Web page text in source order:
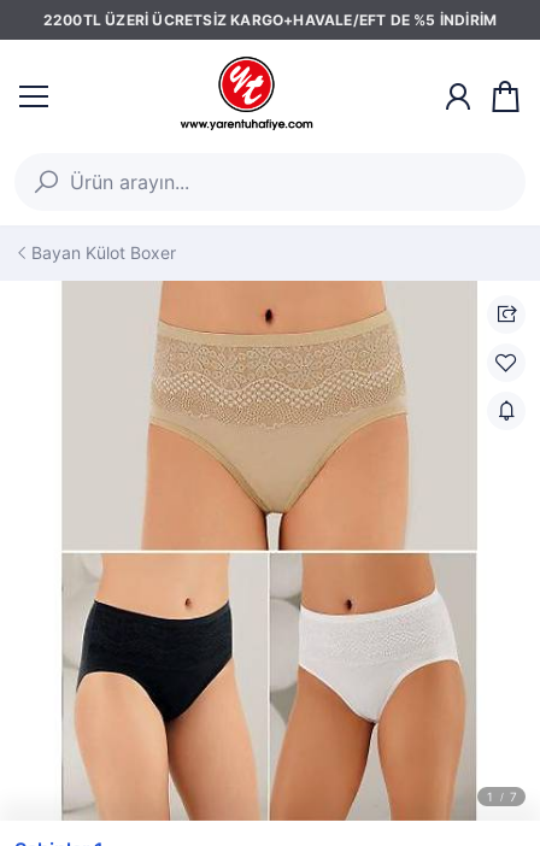
2200TL ÜZERİ ÜCRETSİZ KARGO+HAVALE/EFT DE %5 İNDİRİM
Bayan Külot Boxer